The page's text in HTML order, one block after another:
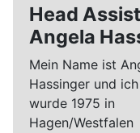
Head
Angela
Mein Name ist
Hassinger und ich
wurde 1975 in
Hagen/Westfalen